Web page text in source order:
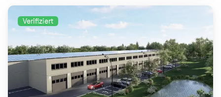
Verifiziert